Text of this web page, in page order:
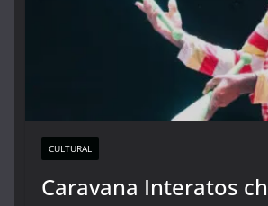
CULTURAL
Caravana Interatos